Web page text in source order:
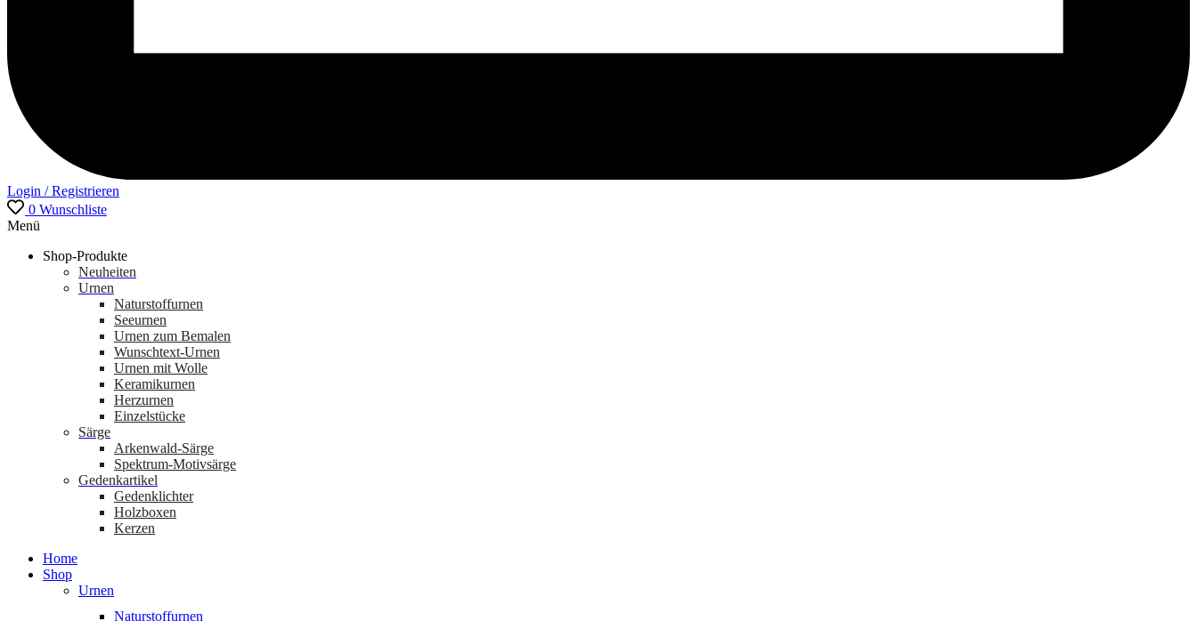
Login / Registrieren
0 Wunschliste
Menü
Shop-Produkte
Neuheiten
Urnen
Naturstoffurnen
Seeurnen
Urnen zum Bemalen
Wunschtext-Urnen
Urnen mit Wolle
Keramikurnen
Herzurnen
Einzelstücke
Särge
Arkenwald-Särge
Spektrum-Motivsärge
Gedenkartikel
Gedenklichter
Holzboxen
Kerzen
Home
Shop
Urnen
Naturstoffurnen